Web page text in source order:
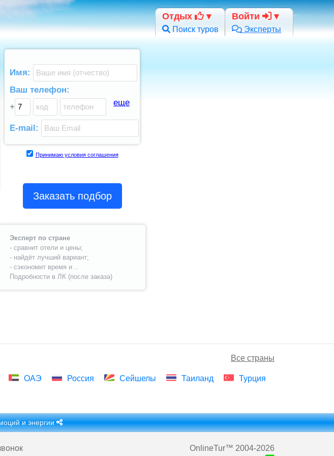
Отдых
Поиск туров
Войти
Эксперты
Имя:
Ваш телефон:
+
еще
E-mail:
Принимаю условия соглашения
Заказать подбор
Эксперт по стране
- сравнит отели и цены;
- найдёт лучший вариант;
- сэкономит время и ..
Подробности в ЛК (после заказа)
Все страны
ОАЭ Россия Сейшелы Таиланд Турция
и энергии
OnlineTur™ 2004-2026